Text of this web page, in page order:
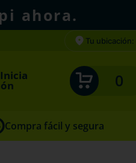
ahora.
Tu ubicación:
0
Compra fácil y segura